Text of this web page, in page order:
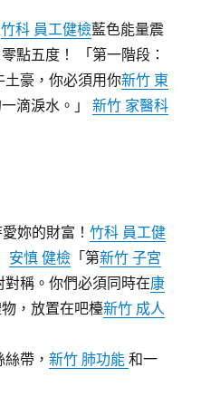
竹科 員工健檢藍色能量震
點五度！ 「第一階段：
土豪，你必須用你新竹 東
滴淚水。」新竹 家醫科
妳的財富！竹科 員工健
安慎 健檢 「第新竹 子宮
對稱。你們必須同時在康
，放置在吧檯新竹 成人
絲帶，新竹 肺功能和一